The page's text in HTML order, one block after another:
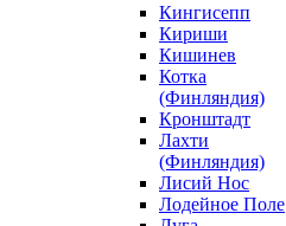
Кингисепп
Кириши
Кишинев
Котка
(Финляндия)
Кронштадт
Лахти
(Финляндия)
Лисий Нос
Лодейное Поле